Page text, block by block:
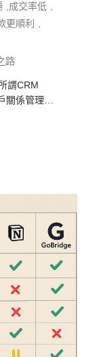
成交率低
更順利
路
係管理這